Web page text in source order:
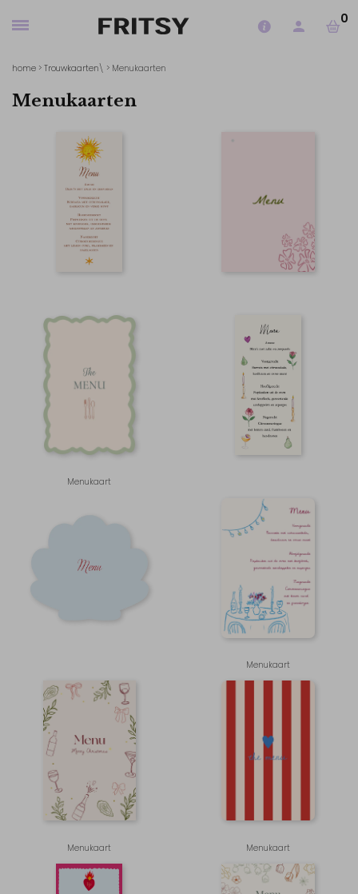
0
home > Trouwkaarten\ > Menukaarten
Menukaarten
Menukaart
Menukaart
Menukaart Menukaart